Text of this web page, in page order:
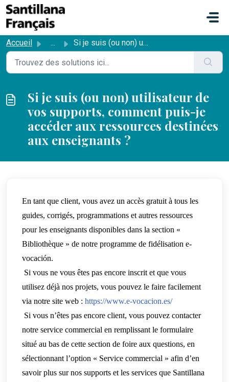
Passer au contenu principal
Accueil ... Si je suis (ou non) utilisateur de vos supports, comment ...
Si je suis (ou non) utilisateur de
vos supports, comment puis-je
accéder aux ressources destinées
aux enseignants ?
En tant que client, vous avez un accès gratuit à tous les
guides, corrigés, programmations et autres ressources
pour les enseignants disponibles dans la section «
Bibliothèque » de notre programme de fidélisation e-
vocación.
Si vous ne vous êtes pas encore inscrit et que vous
utilisez déjà nos projets, vous pouvez le faire facilement
via notre site web : https://www.e-vocacion.es/
Si vous n’êtes pas encore client, vous pouvez contacter
notre service commercial en remplissant le formulaire
situé au bas de cette section de foire aux questions, en
sélectionnant l’option « Service commercial » afin d’en
savoir plus sur nos supports et les services que Santillana